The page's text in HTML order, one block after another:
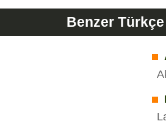
Benzer